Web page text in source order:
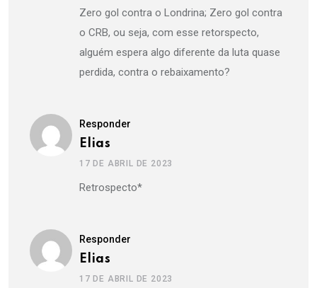
Zero gol contra o Londrina; Zero gol contra
o CRB, ou seja, com esse retorspecto,
alguém espera algo diferente da luta quase
perdida, contra o rebaixamento?
Responder
Elias
17 DE ABRIL DE 2023
Retrospecto*
Responder
Elias
17 DE ABRIL DE 2023